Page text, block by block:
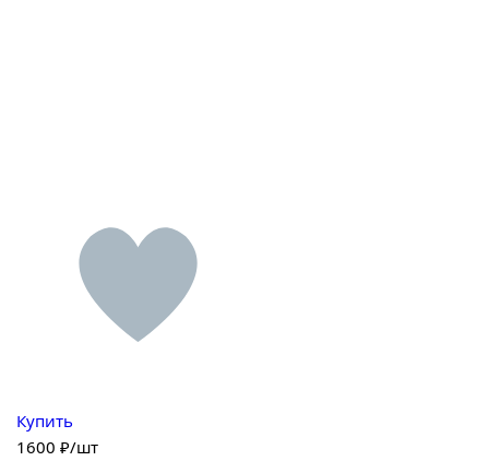
Купить
1600 ₽/шт